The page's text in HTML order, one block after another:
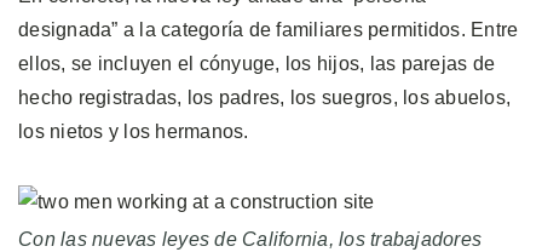
designada” a la categoría de familiares permitidos. Entre
ellos, se incluyen el cónyuge, los hijos, las parejas de
hecho registradas, los padres, los suegros, los abuelos,
los nietos y los hermanos.
Con las nuevas leyes de California, los trabajadores